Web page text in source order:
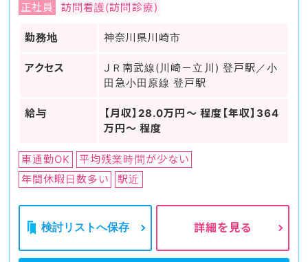
正社員 訪問看護(訪問診療)
勤務地 神奈川県川崎市
アクセス
ＪＲ南武線(川崎－立川) 登戸駅／小
田急小田原線 登戸駅
給与
【月収】28.0万円～ 程度【年収】364
万円～ 程度
車通勤OK
平均残業時間が少ない
年間休暇日数多い
駅近
検討リストへ保存 詳細を見る